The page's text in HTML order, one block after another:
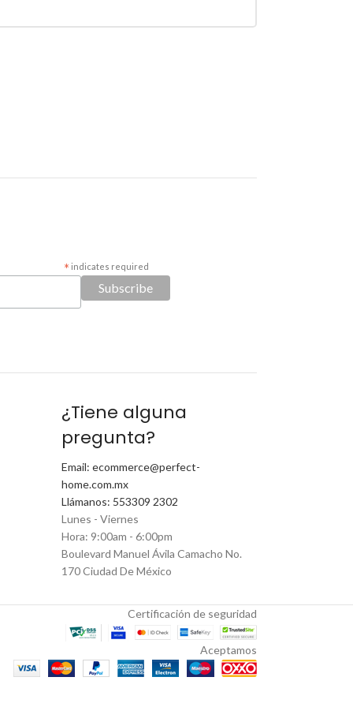
* indicates required
¿Tiene alguna
pregunta?
Email: ecommerce@perfect-
home.com.mx
Llámanos: 553309 2302
Lunes - Viernes
Hora: 9:00am - 6:00pm
Boulevard Manuel Ávila Camacho No.
170 Ciudad De México
Certificación de seguridad
Aceptamos